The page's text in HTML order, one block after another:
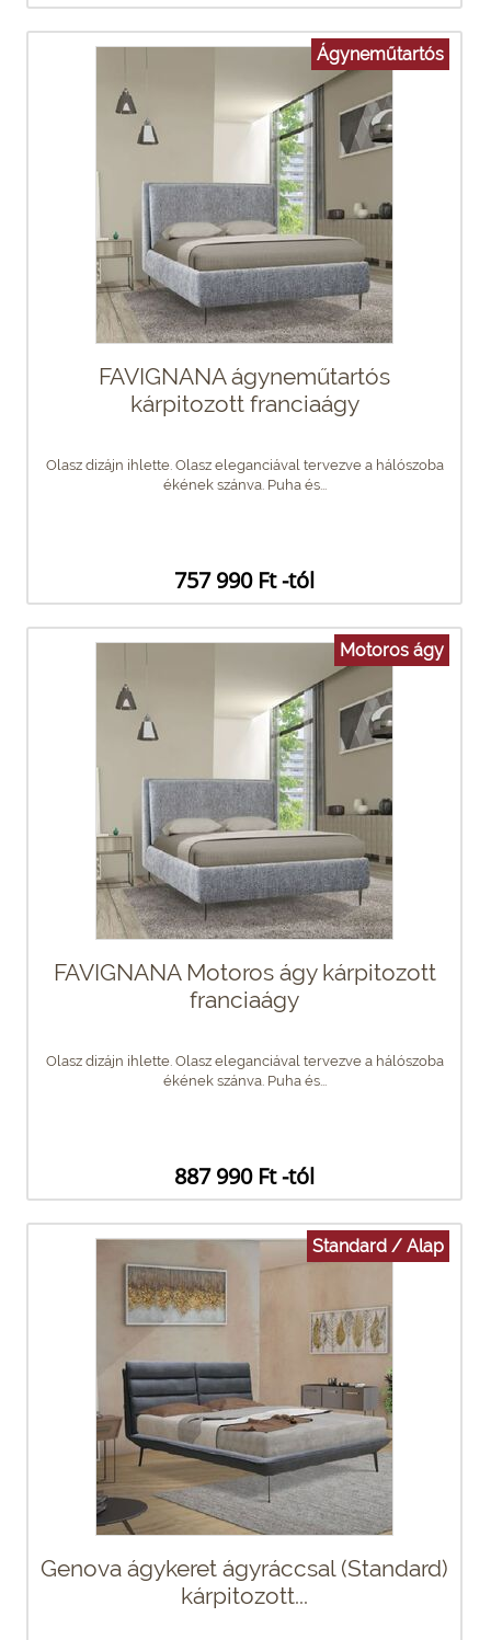
Ágyneműtartós
FAVIGNANA ágyneműtartós
kárpitozott franciaágy
Olasz dizájn ihlette. Olasz eleganciával tervezve a hálószoba
ékének szánva. Puha és...
757 990 Ft -tól
Motoros ágy
FAVIGNANA Motoros ágy kárpitozott
franciaágy
Olasz dizájn ihlette. Olasz eleganciával tervezve a hálószoba
ékének szánva. Puha és...
887 990 Ft -tól
Standard / Alap
Genova ágykeret ágyráccsal (Standard)
kárpitozott...